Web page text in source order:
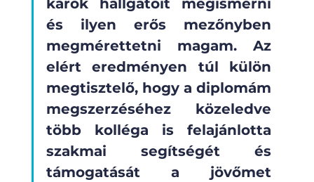
karok hallgatóit megismerni
és ilyen erős mezőnyben
megmérettetni magam. Az
elért eredményen túl külön
megtisztelő, hogy a diplomám
megszerzéséhez közeledve
több kolléga is felajánlotta
szakmai segítségét és
támogatását a jövőmet